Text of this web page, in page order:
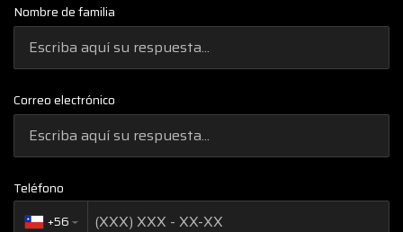
Nombre de familia
Correo electrónico
Teléfono
+56 ▼